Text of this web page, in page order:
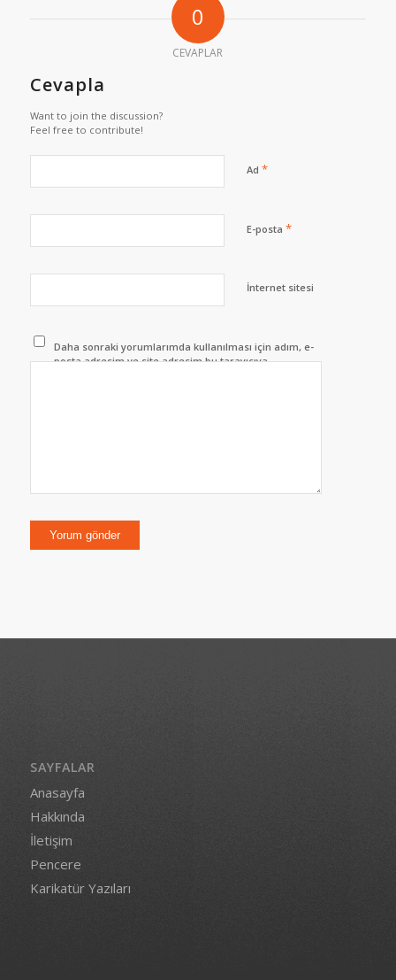
0
CEVAPLAR
Cevapla
Want to join the discussion?
Feel free to contribute!
Ad *
E-posta *
İnternet sitesi
Daha sonraki yorumlarımda kullanılması için adım, e-
posta adresim ve site adresim bu tarayıcıya
SAYFALAR
Anasayfa
Hakkında
İletişim
Pencere
Karikatür Yazıları